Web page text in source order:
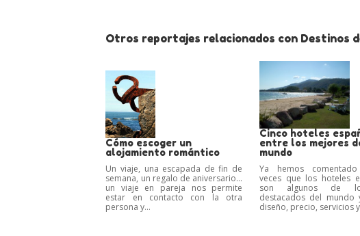
Otros reportajes relacionados con Destinos
Cómo escoger un
alojamiento romántico
Un viaje, una escapada de fin de
semana, un regalo de aniversario…
un viaje en pareja nos permite
estar en contacto con la otra
persona y...
Cinco hoteles
entre los mejores
mundo
Ya hemos
veces que los hoteles
son algunos de
destacados del mundo
diseño, precio, servicios